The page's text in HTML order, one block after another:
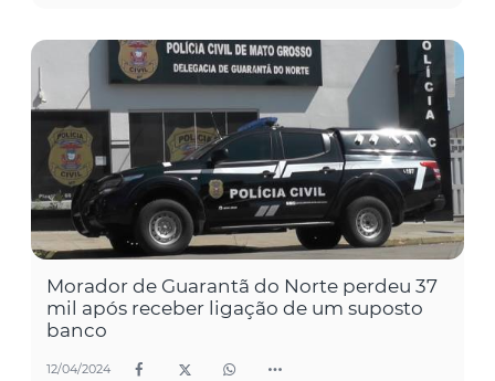
Morador de Guarantã do Norte perdeu 37
mil após receber ligação de um suposto
banco
12/04/2024